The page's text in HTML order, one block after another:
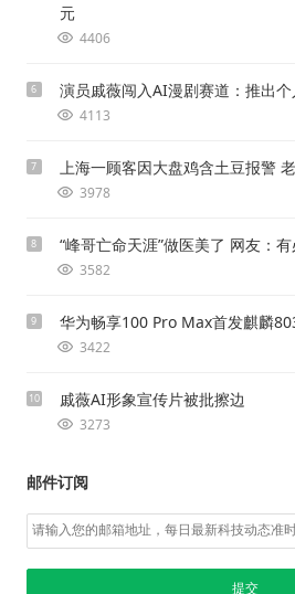
元
4406
6 演员戚薇闯入AI漫剧赛道：推出
4113
7 上海一顾客因大盘鸡含土豆报警
3978
8 “峰哥亡命天涯”做医美了 网友：
3582
9 华为畅享100 Pro Max首发麒麟
3422
10 戚薇AI形象宣传片被批擦边
3273
邮件订阅